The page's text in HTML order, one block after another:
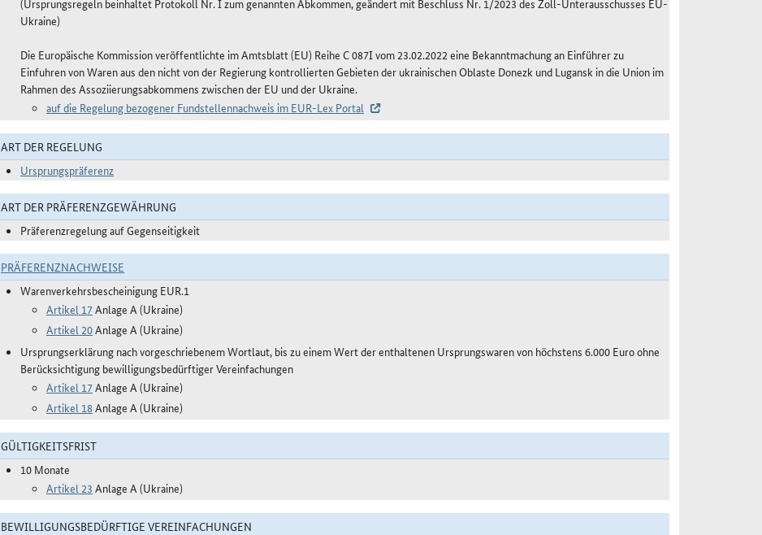
(Ursprungsregeln beinhaltet Protokoll Nr. I zum genannten Abkommen, geändert mit Beschluss Nr. 1/2023 des Zoll-Unterausschusses EU-
Ukraine)
Die Europäische Kommission veröffentlichte im Amtsblatt (EU) Reihe C 087I vom 23.02.2022 eine Bekanntmachung an Einführer zu
Einfuhren von Waren aus den nicht von der Regierung kontrollierten Gebieten der ukrainischen Oblaste Donezk und Lugansk in die Union im
Rahmen des Assoziierungsabkommens zwischen der EU und der Ukraine.
auf die Regelung bezogener Fundstellennachweis im EUR-Lex Portal
ART DER REGELUNG
Ursprungspräferenz
ART DER PRÄFERENZGEWÄHRUNG
Präferenzregelung auf Gegenseitigkeit
PRÄFERENZNACHWEISE
Warenverkehrsbescheinigung EUR.1
Artikel 17Anlage A (Ukraine)
Artikel 20Anlage A (Ukraine)
Ursprungserklärung nach vorgeschriebenem Wortlaut, bis zu einem Wert der enthaltenen Ursprungswaren von höchstens 6.000 Euro ohne
Berücksichtigung bewilligungsbedürftiger Vereinfachungen
Artikel 17Anlage A (Ukraine)
Artikel 18Anlage A (Ukraine)
GÜLTIGKEITSFRIST
10 Monate
Artikel 23 Anlage A (Ukraine)
BEWILLIGUNGSBEDÜRFTIGE VEREINFACHUNGEN